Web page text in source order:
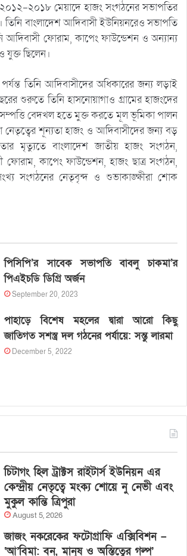
২০১২-২০১৮ মেয়াদে হাজং সংগঠনের সভাপতির
তিনি বাংলাদেশ আদিবাসী ইউনিয়নরেও সভাপতি
আদিবাসী ফোরাম, কাপেং ফাউন্ডেশন ও অন্যান্য
যুক্ত ছিলেন।
তিনি আদিবাসীদের অধিকারের জন্য লড়াই
শুরুতে তিনি হাসনোয়াগাও গ্রামের হাজংদের
সম্পত্তি বেদখল হতে মুক্ত করতে মূল ভূমিকা পালন
শূন্যতা হাজং ও আদিবাসীদের জন্য বড়
মৃত্যুতে বাংলাদেশ জাতীয় হাজং সংগঠন,
ফোরাম, কাপেং ফাউন্ডেশন, হাজং ছাত্র সংগঠন,
সংগঠনের নেতৃবৃন্দ ও শুভাকাঙ্ক্ষীরা শোক
পিসিপি’র সাবেক সভাপতি বাবলু চাকমা’র
পিএইচডি ডিগ্রি অর্জন
September 20, 2023
পাহাড়ে বিশেষ মহলের দ্বারা আরো কিছু
জাতিগত সশস্ত্র দল গঠনের পর্যায়ে: সন্তু লারমা
December 5, 2022
চিটাগং হিল ট্রাক্টস রাইটার্স ইউনিয়ন এর
কেন্দ্রীয় নেতৃত্বে মংক্য শোয়ে নু নেভী এবং
মুকুল কান্তি ত্রিপুরা
August 5, 2026
জাজং নকরেকের ফটোগ্রাফি এক্সিবিশন –
‘আ’বিমা: বন, মানুষ ও অস্তিত্বের গল্প’